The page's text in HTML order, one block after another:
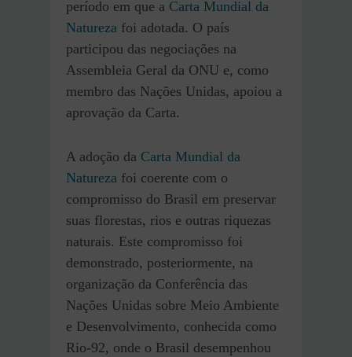
período em que a Carta Mundial da
Natureza foi adotada. O país
participou das negociações na
Assembleia Geral da ONU e, como
membro das Nações Unidas, apoiou a
aprovação da Carta.
A adoção da Carta Mundial da
Natureza foi coerente com o
compromisso do Brasil em preservar
suas florestas, rios e outras riquezas
naturais. Este compromisso foi
demonstrado, posteriormente, na
organização da Conferência das
Nações Unidas sobre Meio Ambiente
e Desenvolvimento, conhecida como
Rio-92, onde o Brasil desempenhou